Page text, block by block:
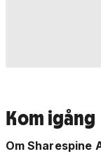
Kom igång
Om Sharespine